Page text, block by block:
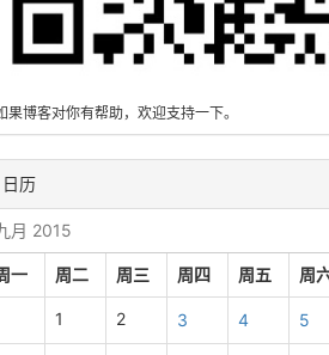
果博客对你有帮助，欢迎支持一下。
日历
月 2015
一 周二 周三 周四 周五 周
1 2 3 4 5